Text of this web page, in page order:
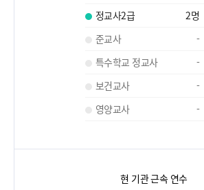
정교사2급
2명
준교사
-
특수학교 정교사
-
보건교사
-
영양교사
-
현 기관 근속 연수